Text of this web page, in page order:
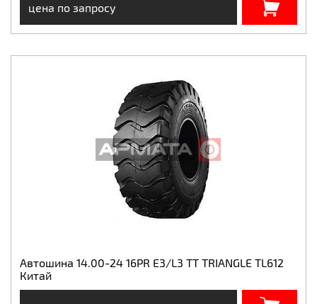
цена по запросу
Автошина 14.00-24 16PR E3/L3 TT TRIANGLE TL612
Китай